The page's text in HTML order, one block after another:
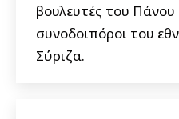
βουλευτές του Πάνου
συνοδοιπόροι του
Σύριζα.